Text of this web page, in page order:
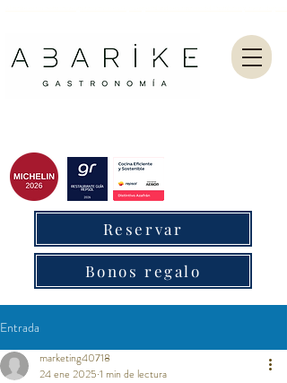
Reservar
Bonos regalo
Entrada
marketing40718
24 ene 2025 1 min de lectura